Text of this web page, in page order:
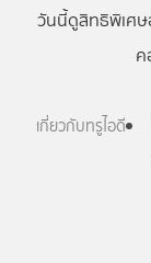
วันนี้ดูสิทธิพิเศษ
เกี่ยวกับทรูไอดี